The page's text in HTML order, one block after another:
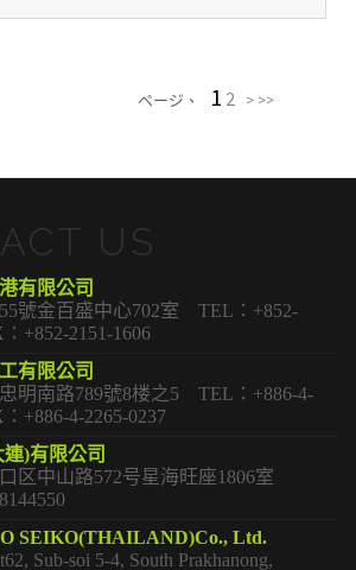
ページ、 1 2 > >>
US
有限公司
號金百盛中心702室 TEL：+852-
+852-2151-1606
有限公司
明南路789號8楼之5 TEL：+886-4-
+886-4-2265-0237
)有限公司
区中山路572号星海旺座1806室
SEIKO(THAILAND)Co., Ltd.
Sub-soi 5-4, South Prakhanong,